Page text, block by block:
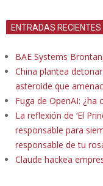
ENTRADAS RECIENTES
BAE Systems
China plantea
asteroide que
Fuga de OpenAI:
La reflexión de ‘El
responsable para
responsable de tu
Claude hackea